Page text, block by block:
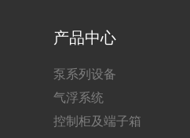
产品中心
泵系列设备
气浮系统
控制柜及端子箱